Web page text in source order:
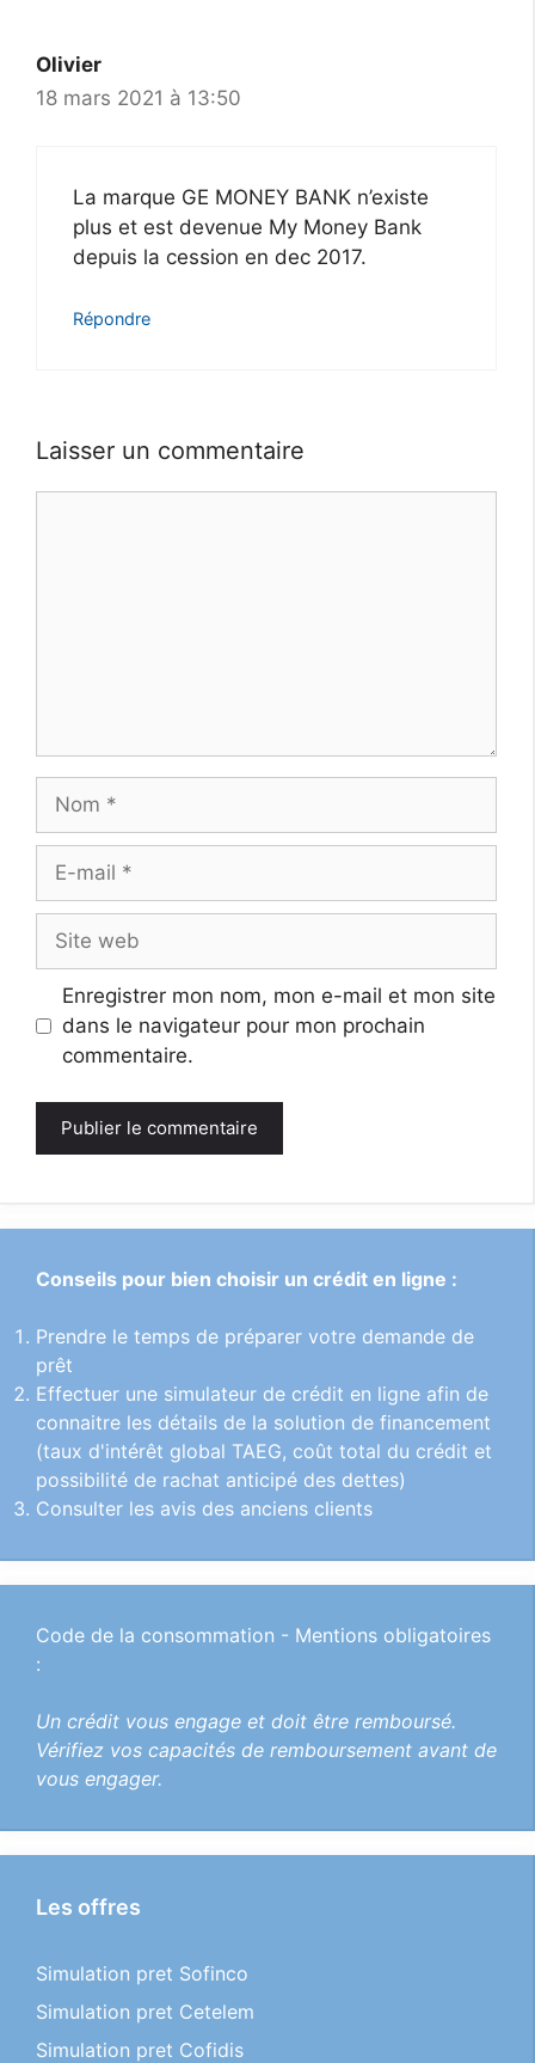
Olivier
18 mars 2021 à 13:50
La marque GE MONEY BANK n’existe
plus et est devenue My Money Bank
depuis la cession en dec 2017.
Répondre
Laisser un commentaire
Nom
Site
web
Enregistrer mon nom, mon e-mail et mon site
dans le navigateur pour mon prochain
commentaire.
Conseils pour bien choisir un crédit en ligne :
Prendre le temps de préparer votre demande de
prêt
Effectuer une simulateur de crédit en ligne afin de
connaitre les détails de la solution de financement
(taux d'intérêt global TAEG, coût total du crédit et
possibilité de rachat anticipé des dettes)
Consulter les avis des anciens clients
Code de la consommation - Mentions obligatoires
:
Un crédit vous engage et doit être remboursé.
Vérifiez vos capacités de remboursement avant de
vous engager.
Les offres
Simulation pret Sofinco
Simulation pret Cetelem
Simulation pret Cofidis